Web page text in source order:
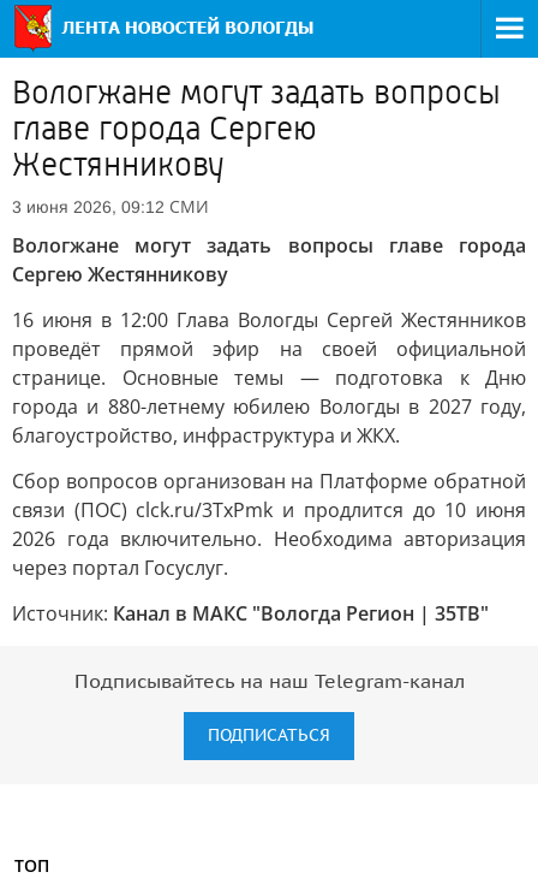
Вологжане могут задать вопросы
главе города Сергею
Жестянникову
3 июня 2026, 09:12 СМИ
Вологжане могут задать вопросы главе города
Сергею Жестянникову
16 июня в 12:00 Глава Вологды Сергей Жестянников
проведёт прямой эфир на своей официальной
странице. Основные темы — подготовка к Дню
города и 880-летнему юбилею Вологды в 2027 году,
благоустройство, инфраструктура и ЖКХ.
Сбор вопросов организован на Платформе обратной
связи (ПОС) clck.ru/3TxPmk и продлится до 10 июня
2026 года включительно. Необходима авторизация
через портал Госуслуг.
Источник: Канал в МАКС "Вологда Регион | 35ТВ"
Подписывайтесь на наш Telegram-канал
ПОДПИСАТЬСЯ
ТОП